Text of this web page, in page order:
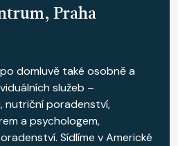
Praha
domluvě také osobně a
služeb –
nutriční poradenství,
a psychologem,
Sídlíme v Americké